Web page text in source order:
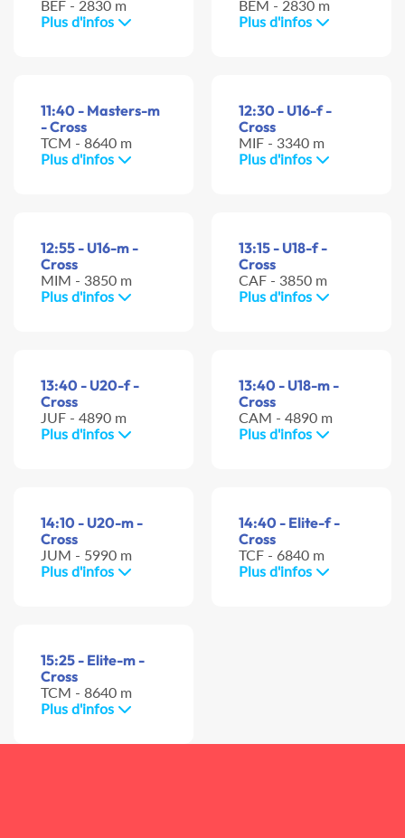
BEF - 2830 m
Plus d'infos
BEM - 2830 m
Plus d'infos
11:40 - Masters-m
- Cross
TCM - 8640 m
Plus d'infos
12:30 - U16-f -
Cross
MIF - 3340 m
Plus d'infos
12:55 - U16-m -
Cross
MIM - 3850 m
Plus d'infos
13:15 - U18-f -
Cross
CAF - 3850 m
Plus d'infos
13:40 - U20-f -
Cross
JUF - 4890 m
Plus d'infos
13:40 - U18-m -
Cross
CAM - 4890 m
Plus d'infos
14:10 - U20-m -
Cross
JUM - 5990 m
Plus d'infos
14:40 - Elite-f -
Cross
TCF - 6840 m
Plus d'infos
15:25 - Elite-m -
Cross
TCM - 8640 m
Plus d'infos